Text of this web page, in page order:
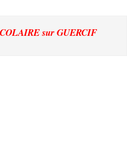
sur GUERCIF